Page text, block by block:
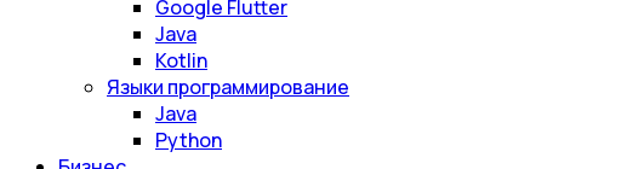
Google Flutter
Java
Kotlin
Языки программирование
Java
Python